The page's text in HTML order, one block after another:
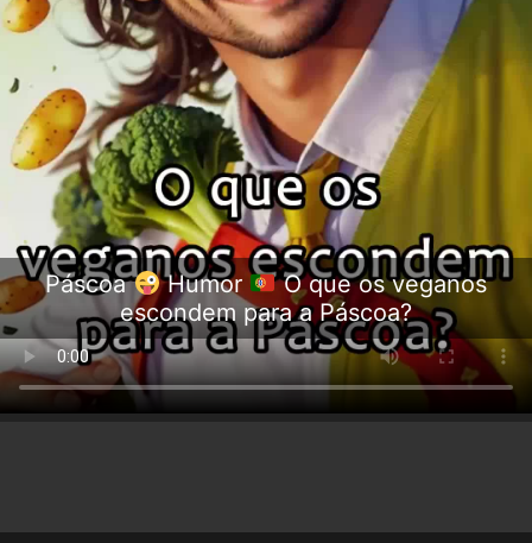
Páscoa Humor
O que os veganos
escondem para a Páscoa?